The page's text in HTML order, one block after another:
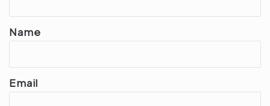
*
Name
Email